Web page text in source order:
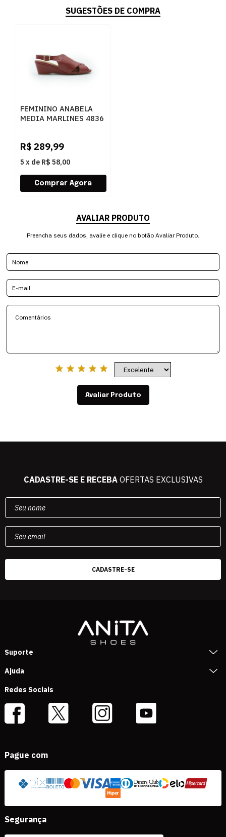
SUGESTÕES DE COMPRA
FEMININO ANABELA
MEDIA MARLINES 4836
R$ 289,99
5 x de R$ 58,00
AVALIAR PRODUTO
Preencha seus dados, avalie e clique no botão Avaliar Produto.
Avaliar Produto
CADASTRE-SE E RECEBAOFERTAS EXCLUSIVAS
Suporte
Ajuda
Redes Sociais
Pague com
Segurança